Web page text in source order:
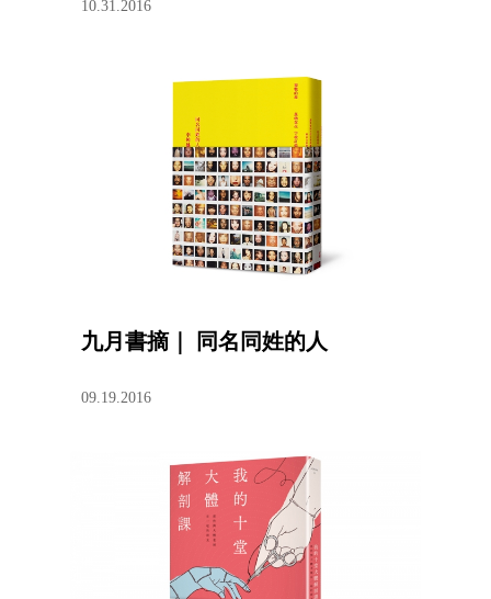
10.31.2016
九月書摘｜ 同名同姓的人
09.19.2016